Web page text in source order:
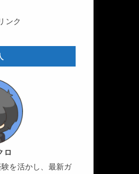
ンク
ロ
を活かし、最新ガ